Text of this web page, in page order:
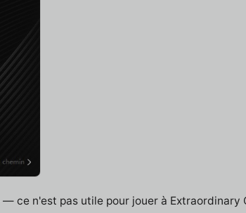
— ce n'est pas utile pour jouer à Extraordinary